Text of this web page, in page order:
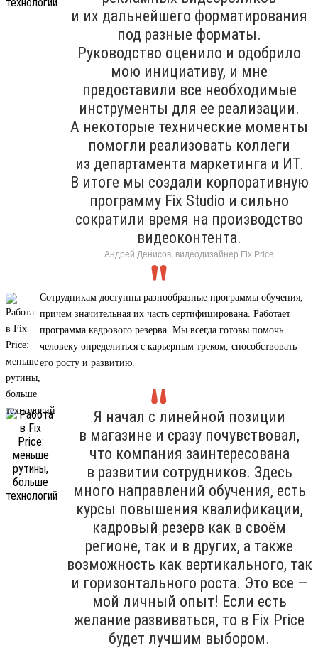
и их дальнейшего форматирования
под разные форматы.
Руководство оценило и одобрило
мою инициативу, и мне
предоставили все необходимые
инструменты для ее реализации.
А некоторые технические моменты
помогли реализовать коллеги
из департамента маркетинга и ИТ.
В итоге мы создали корпоративную
программу Fix Studio и сильно
сократили время на производство
видеоконтента.
Андрей Денисов, видеодизайнер Fix Price
Сотрудникам доступны разнообразные программы обучения,
причем значительная их часть сертифицирована. Работает
программа кадрового резерва. Мы всегда готовы помочь
человеку определиться с карьерным треком, способствовать
его росту и развитию.
Я начал с линейной позиции
в магазине и сразу почувствовал,
что компания заинтересована
в развитии сотрудников. Здесь
много направлений обучения, есть
курсы повышения квалификации,
кадровый резерв как в своём
регионе, так и в других, а также
возможность как вертикального, так
и горизонтального роста. Это все —
мой личный опыт! Если есть
желание развиваться, то в Fix Price
будет лучшим выбором.